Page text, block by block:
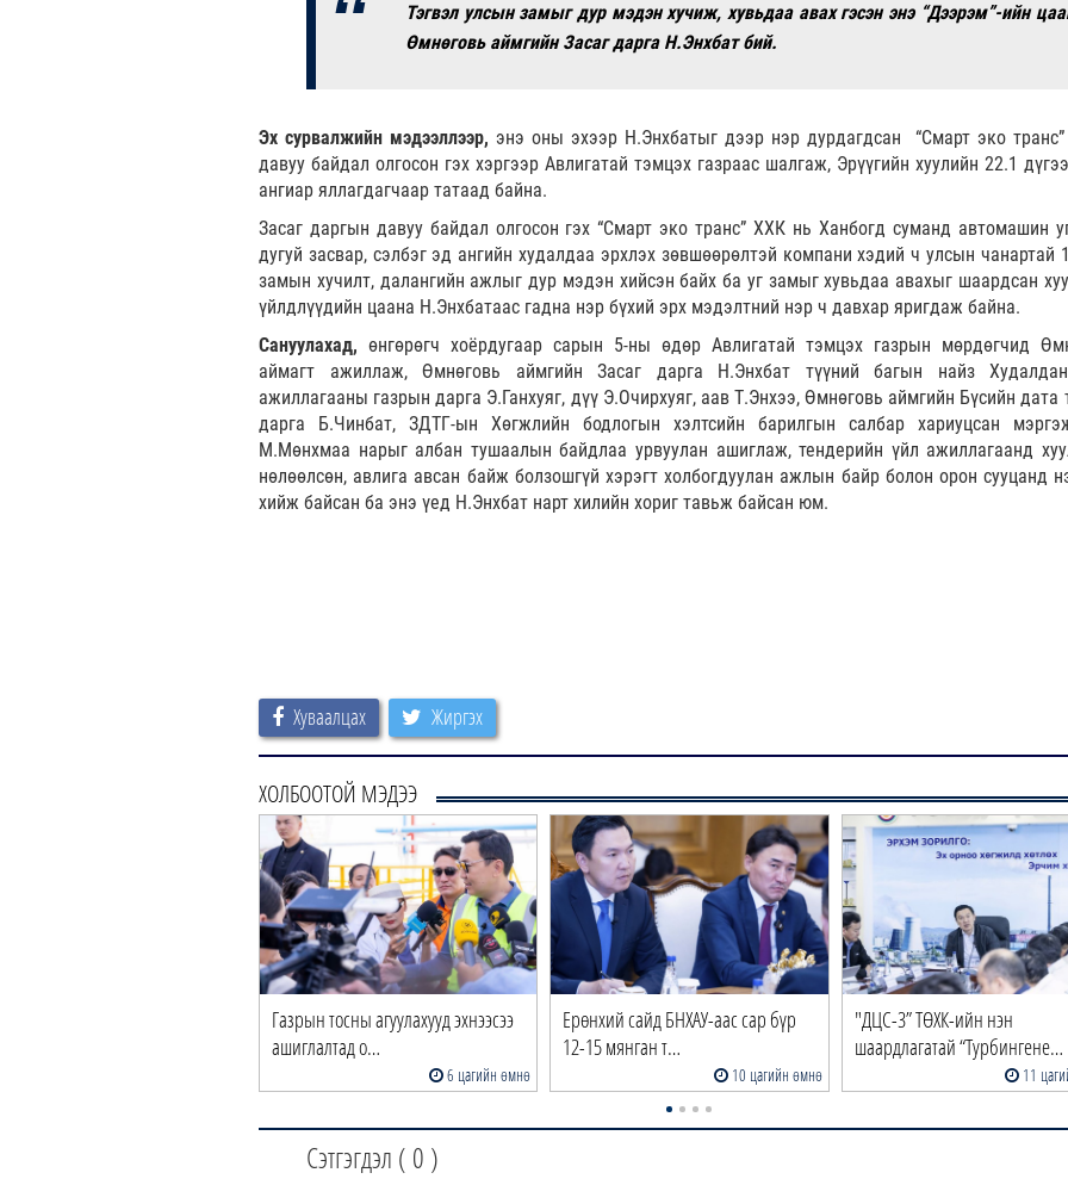
Тэгвэл улсын замыг дур мэдэн хучиж, хувьдаа авах гэсэн энэ “Дээрэм”-ийн
Өмнөговь аймгийн Засаг дарга Н.Энхбат бий.
Эх сурвалжийн мэдээллээр, энэ оны эхээр Н.Энхбатыг дээр нэр дурдагдсан “Смарт эко
давуу байдал олгосон гэх хэргээр Авлигатай тэмцэх газраас шалгаж, Эрүүгийн хуулийн 22.1
ангиар яллагдагчаар татаад байна.
Засаг даргын давуу байдал олгосон гэх “Смарт эко транс” ХХК нь Ханбогд суманд автомашин
дугуй засвар, сэлбэг эд ангийн худалдаа эрхлэх зөвшөөрөлтэй компани хэдий ч улсын чанартай
замын хучилт, далангийн ажлыг дур мэдэн хийсэн байх ба уг замыг хувьдаа авахыг шаардсан
үйлдлүүдийн цаана Н.Энхбатаас гадна нэр бүхий эрх мэдэлтний нэр ч давхар яригдаж байна.
Сануулахад, өнгөрөгч хоёрдугаар сарын 5-ны өдөр Авлигатай тэмцэх газрын мөрдөгчид
аймагт ажиллаж, Өмнөговь аймгийн Засаг дарга Н.Энхбат түүний багын найз
ажиллагааны газрын дарга Э.Ганхуяг, дүү Э.Очирхуяг, аав Т.Энхээ, Өмнөговь аймгийн Бүсийн дата
дарга Б.Чинбат, ЗДТГ-ын Хөгжлийн бодлогын хэлтсийн барилгын салбар хариуцсан
М.Мөнхмаа нарыг албан тушаалын байдлаа урвуулан ашиглаж, тендерийн үйл ажиллагаанд
нөлөөлсөн, авлига авсан байж болзошгүй хэрэгт холбогдуулан ажлын байр болон орон сууцанд
хийж байсан ба энэ үед Н.Энхбат нарт хилийн хориг тавьж байсан юм.
Хуваалцах Жиргэх
ХОЛБООТОЙ МЭДЭЭ
Газрын тосны агуулахууд эхнээсээ
ашиглалтад о…
6 цагийн өмнө
Ерөнхий сайд БНХАУ-аас сар бүр
12-15 мянган т…
10 цагийн өмнө
"ДЦС-3” ТӨХК-ийн нэн
шаардлагатай “Турбингене…
11
Сэтгэгдэл ( 0 )